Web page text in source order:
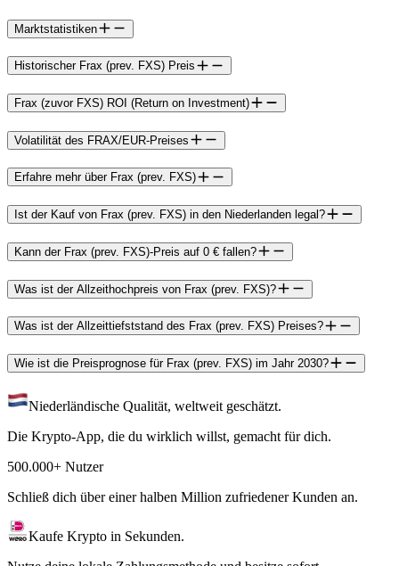
Marktstatistiken
Historischer Frax (prev. FXS) Preis
Frax (zuvor FXS) ROI (Return on Investment)
Volatilität des FRAX/EUR-Preises
Erfahre mehr über Frax (prev. FXS)
Ist der Kauf von Frax (prev. FXS) in den Niederlanden legal?
Kann der Frax (prev. FXS)-Preis auf 0 € fallen?
Was ist der Allzeithochpreis von Frax (prev. FXS)?
Was ist der Allzeittiefststand des Frax (prev. FXS) Preises?
Wie ist die Preisprognose für Frax (prev. FXS) im Jahr 2030?
Niederländische Qualität, weltweit geschätzt.
Die Krypto-App, die du wirklich willst, gemacht für dich.
500.000+ Nutzer
Schließ dich über einer halben Million zufriedener Kunden an.
Kaufe Krypto in Sekunden.